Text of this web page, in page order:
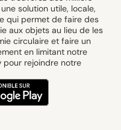
solution utile, locale,
qui permet de faire des
aux objets au lieu de les
circulaire et faire un
en limitant notre
pour rejoindre notre